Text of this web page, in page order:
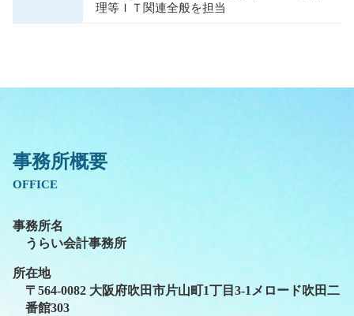
理等ＩＴ関連全般を担当
事務所概要
OFFICE
事務所名
うらい会計事務所
所在地
〒564-0082 大阪府吹田市片山町1丁目3-1メロード吹田二
番館303